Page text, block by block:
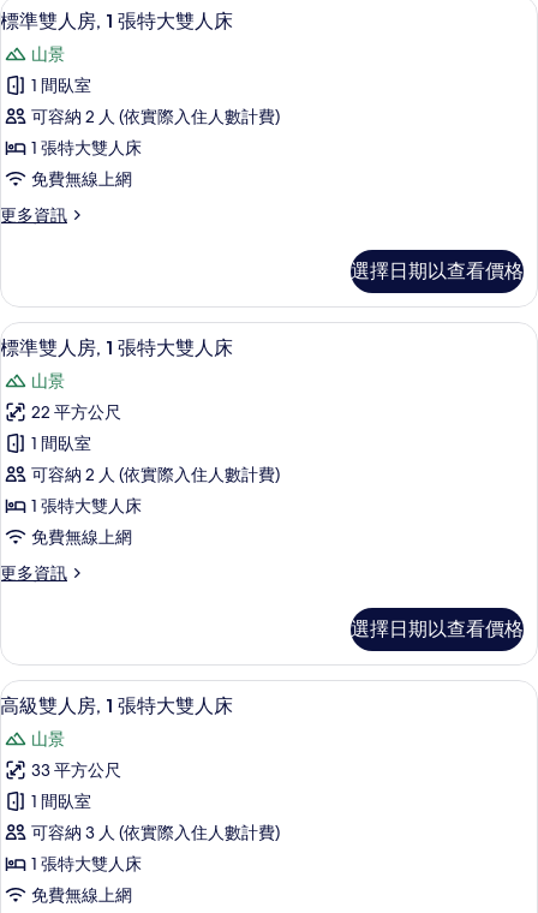
房
篩
選
條
顯
示
標
準
雙
人
1
特
大
雙
人
床
的
所
有
相
片
標準雙人房, 1 張特大雙人床 | 埃及棉
6
標準雙人房, 1 張特大雙人床
山景
1 間臥室
可容納 2 人 (依實際入住人數計費)
1 張特大雙人床
免費無線上網
更多資訊
更
雙
人
房,
張
特
大
雙
人
床
的
詳
選擇日期以查看價格
顯
示
標
準
雙
人
房,
張
大
雙
人
床
的
所
有
相
片
標準雙人房, 1 張特大雙人床 | 埃及棉
6
標準雙人房, 1 張特大雙人床
山景
22 平方公尺
1 間臥室
可容納 2 人 (依實際入住人數計費)
1 張特大雙人床
免費無線上網
更多資訊
更
雙
人
房,
張
特
大
雙
人
床
的
詳
選擇日期以查看價格
顯
示
高
級
雙
人
房,
高級雙人房, 1 張特大雙人床 | 埃及棉
5
高級雙人房, 1 張特大雙人床
山景
33 平方公尺
1 間臥室
可容納 3 人 (依實際入住人數計費)
1 張特大雙人床
免費無線上網